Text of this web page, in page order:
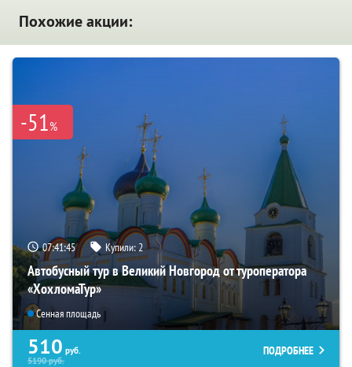
Похожие акции:
-51%
07:41:42 Купили: 2
Автобусный тур в Великий Новгород от туроператора
«ХохломаТур»
Сенная площадь
510 руб.
5190руб.
ПОДРОБНЕЕ